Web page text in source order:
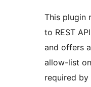
This plugin
to REST
and offers
allow-list
required